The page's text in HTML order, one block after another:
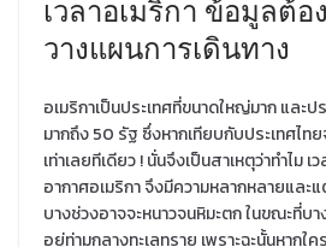
เวลาอเมริกา ข้อมูลต้อ
วางแผนการเดินทาง
อเมริกาเป็นประเทศที่ขนาดใหญ่มาก และ
มากถึง 50 รัฐ ซึ่งหากเทียบกับประเทศไท
เท่าเลยทีเดียว ! นั่นจึงเป็นสาเหตุว่าทำไม
อากาศอเมริกา จึงมีความหลากหลายและ
บางช่วงอาจจะหนาวจนหิมะตก ในขณะที่บา
อยู่ท่ามกลางทะเลทราย เพราะฉะนั้นหากใค